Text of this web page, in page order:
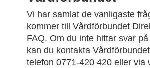
Vi har samlat de vanligaste
kommer till Vårdförbundet
FAQ. Om du inte hittar svar
kan du kontakta
telefon 0771-420 420 eller via